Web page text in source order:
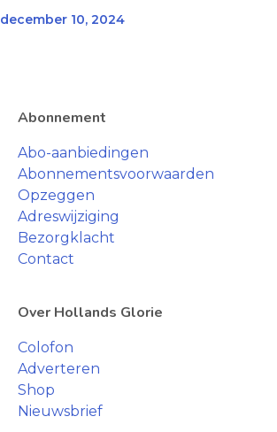
december 10, 2024
Abonnement
Abo-aanbiedingen
Abonnementsvoorwaarden
Opzeggen
Adreswijziging
Bezorgklacht
Contact
Over Hollands Glorie
Colofon
Adverteren
Shop
Nieuwsbrief